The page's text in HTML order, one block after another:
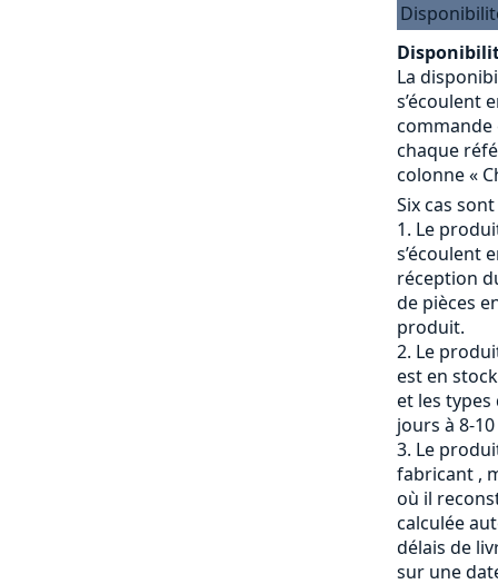
La
s’écoulent
commande
chaque
colonne «
Six cas
Le
s’écoulent
réception
de pièces
produit.
Le
est en
et les types
jours à 8-
Le
fabricant ,
où il
calculée
délais de
sur une